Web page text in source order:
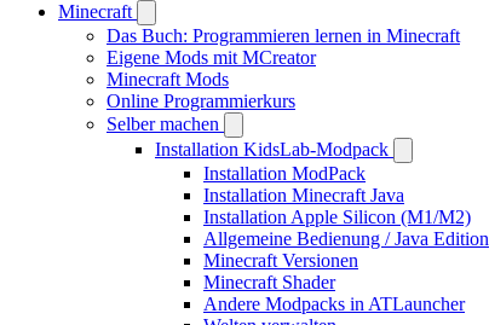
Minecraft
Das Buch: Programmieren lernen in Minecraft
Eigene Mods mit MCreator
Minecraft Mods
Online Programmierkurs
Selber machen
Installation KidsLab-Modpack
Installation ModPack
Installation Minecraft Java
Installation Apple Silicon (M1/M2)
Allgemeine Bedienung / Java Edition
Minecraft Versionen
Minecraft Shader
Andere Modpacks in ATLauncher